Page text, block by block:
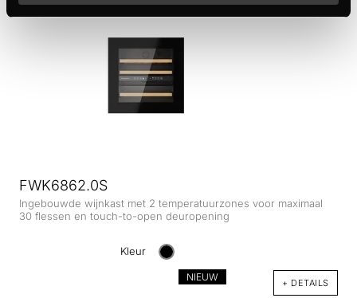
FWK6862.0S
Ingebouwde wijnkast met 2 temperatuurzones voor maximaal
30 flessen en touch-to-open deuropening
Kleur
+ DETAILS
NIEUW